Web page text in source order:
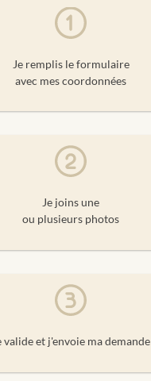
Je remplis le formulaire
avec mes coordonnées
Je joins une
ou plusieurs photos
valide et j'envoie ma demande